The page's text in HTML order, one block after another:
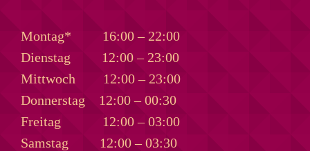
Montag*
16:00 – 22:00
Dienstag
12:00 – 23:00
Mittwoch
12:00 – 23:00
Donnerstag
12:00 – 00:30
Freitag
12:00 – 03:00
Samstag
12:00 – 03:30